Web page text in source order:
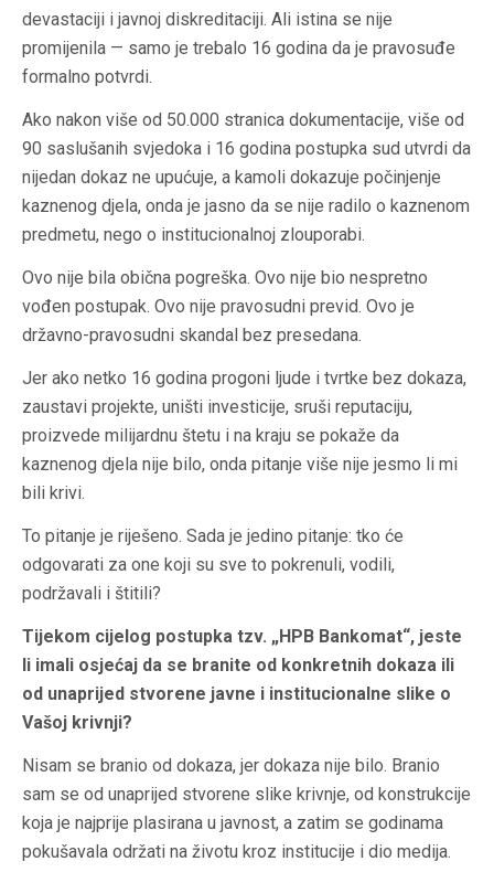
devastaciji i javnoj diskreditaciji. Ali istina se nije
promijenila — samo je trebalo 16 godina da je pravosuđe
formalno potvrdi.
Ako nakon više od 50.000 stranica dokumentacije, više od
90 saslušanih svjedoka i 16 godina postupka sud utvrdi da
nijedan dokaz ne upućuje, a kamoli dokazuje počinjenje
kaznenog djela, onda je jasno da se nije radilo o kaznenom
predmetu, nego o institucionalnoj zlouporabi.
Ovo nije bila obična pogreška. Ovo nije bio nespretno
vođen postupak. Ovo nije pravosudni previd. Ovo je
državno-pravosudni skandal bez presedana.
Jer ako netko 16 godina progoni ljude i tvrtke bez dokaza,
zaustavi projekte, uništi investicije, sruši reputaciju,
proizvede milijardnu štetu i na kraju se pokaže da
kaznenog djela nije bilo, onda pitanje više nije jesmo li mi
bili krivi.
To pitanje je riješeno. Sada je jedino pitanje: tko će
odgovarati za one koji su sve to pokrenuli, vodili,
podržavali i štitili?
Tijekom cijelog postupka tzv. „HPB Bankomat“, jeste
li imali osjećaj da se branite od konkretnih dokaza ili
od unaprijed stvorene javne i institucionalne slike o
Vašoj krivnji?
Nisam se branio od dokaza, jer dokaza nije bilo. Branio
sam se od unaprijed stvorene slike krivnje, od konstrukcije
koja je najprije plasirana u javnost, a zatim se godinama
pokušavala održati na životu kroz institucije i dio medija.